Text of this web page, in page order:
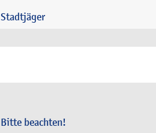
Stadtjäger
Bitte beachten!